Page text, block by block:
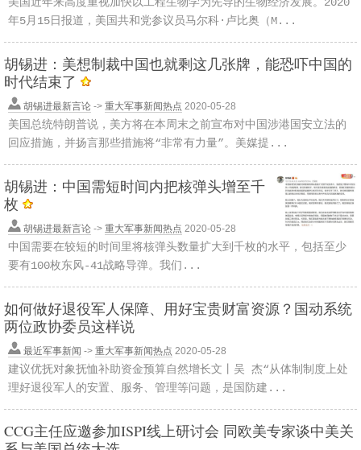
年5月15日报道，美国共和党参议员马尔科·卢比奥（M...
胡锡进：美想制裁中国也就剩这几张牌，能恐吓中国的
时代结束了
胡锡进最新言论 -> 重大军事新闻热点 2020-05-28
美国总统特朗普说，美方将在本周末之前宣布对中国涉港国安立法的
回应措施，并扬言那些措施将“非常有力量”。美媒提...
胡锡进：中国需短时间内把核弹头增至千
枚
胡锡进最新言论 -> 重大军事新闻热点 2020-05-28
中国需要在较短的时间里将核弹头数量扩大到千枚的水平，包括至少
要有100枚东风-41战略导弹。我们...
如何做好退役军人保障、用好宝贵财富资源？国动系统
两位政协委员这样说
最近军事新闻 -> 重大军事新闻热点 2020-05-28
建议优抚对象抚恤补助资金预算自然增长文丨吴 杰“从体制制度上处
理好退役军人的安置、服务、管理等问题，是国防建...
CCG主任应邀参加ISPI线上研讨会 同欧美专家谈中美关